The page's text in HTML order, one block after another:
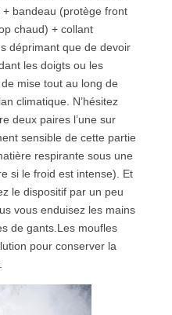
bandeau (protège front
chaud) + collant
déprimant que de devoir
les doigts ou les
mise tout au long de
climatique. N’hésitez
deux paires l’une sur
sensible de cette partie
respirante sous une
si le froid est intense). Et
le dispositif par un peu
vous enduisez les mains
de gants.Les moufles
pour conserver la